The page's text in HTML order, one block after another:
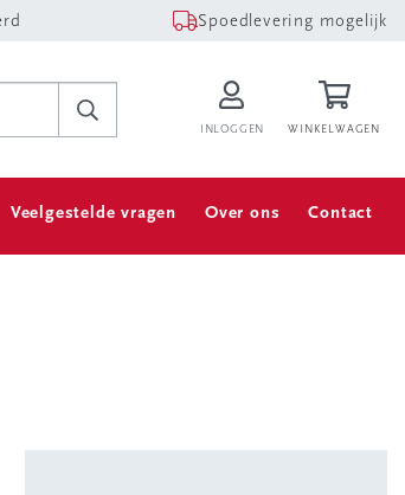
Spoedlevering mogelijk
INLOGGEN WINKELWAGEN
Veelgestelde vragen Over ons Contact